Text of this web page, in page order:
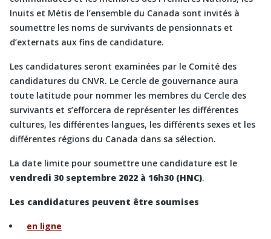
Inuits et Métis de l’ensemble du Canada sont invités à
soumettre les noms de survivants de pensionnats et
d’externats aux fins de candidature.
Les candidatures seront examinées par le Comité des
candidatures du CNVR. Le Cercle de gouvernance aura
toute latitude pour nommer les membres du Cercle des
survivants et s’efforcera de représenter les différentes
cultures, les différentes langues, les différents sexes et les
différentes régions du Canada dans sa sélection.
La date limite pour soumettre une candidature est le
vendredi 30 septembre 2022 à 16h30 (HNC).
Les candidatures peuvent être soumises
en ligne